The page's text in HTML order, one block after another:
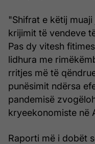
"Shifrat e këtij
krijimit të vendeve
Pas dy vitesh
lidhura me
rritjes më të
punësimit ndërsa
pandemisë
kryeekonomiste në
Raporti më i dobët